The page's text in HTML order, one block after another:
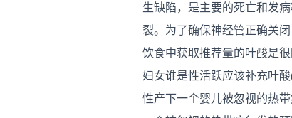
生缺陷，是主要的死亡和发
裂。为了确保神经管正确关
饮食中获取推荐量的叶酸是
妇女谁是性活跃应该补充叶
性产下一个婴儿被忽视的热